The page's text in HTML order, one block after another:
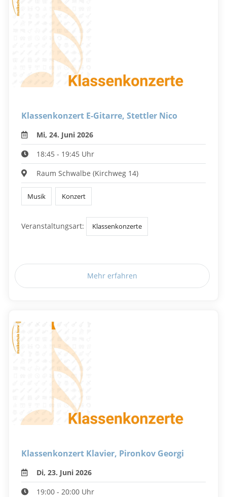
Klassenkonzert E-Gitarre, Stettler Nico
Mi, 24. Juni 2026
18:45 - 19:45 Uhr
Raum Schwalbe (Kirchweg 14)
Musik Konzert
Veranstaltungsart: Klassenkonzerte
Mehr erfahren
Klassenkonzert Klavier, Pironkov Georgi
Di, 23. Juni 2026
19:00 - 20:00 Uhr